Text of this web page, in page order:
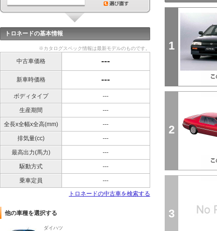
トロネードの基本情報
※カタログスペック情報は最新モデルのものです。
中古車価格 ---
新車時価格 ---
ボディタイプ ---
生産期間 ---
全長x全幅x全高(mm) ---
排気量(cc) ---
最高出力(馬力) ---
駆動方式 ---
乗車定員
---
トロネードの中古車を検索する
他の車種を選択する
ダイハツ
1
2
3